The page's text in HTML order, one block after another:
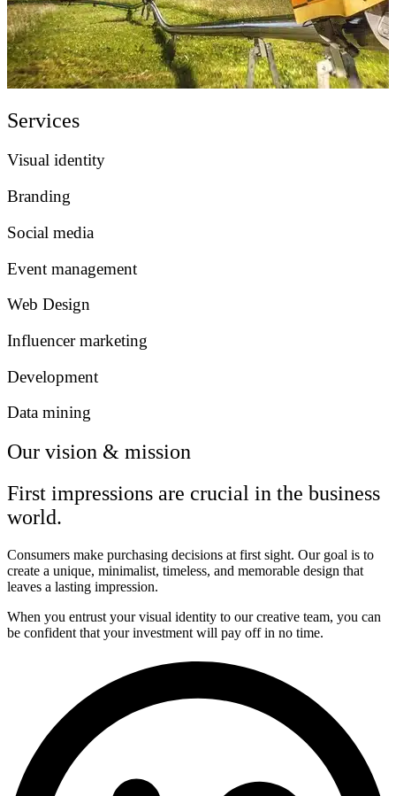
Services
Visual identity
Branding
Social media
Event management
Web Design
Influencer marketing
Development
Data mining
Our vision & mission
First impressions are crucial in the business
world.
Consumers make purchasing decisions at first sight. Our goal is to
create a unique, minimalist, timeless, and memorable design that
leaves a lasting impression.
When you entrust your visual identity to our creative team, you can
be confident that your investment will pay off in no time.